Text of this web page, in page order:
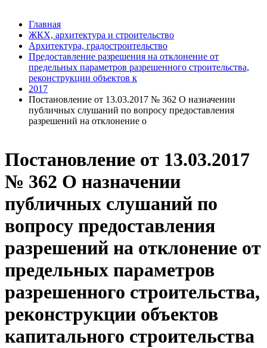
Постановление от 13.03.2017
№ 362 О назначении
публичных слушаний по
вопросу предоставления
разрешений на отклонение от
предельных параметров
разрешенного строительства,
реконструкции объектов
капитального строительства
Главная
ЖКХ, архитектура и строительство
Архитектура, градостроительство
Предоставление разрешения на отклонение от
предельных параметров разрешенного строительства,
реконструкции объектов к
2017
Постановление от 13.03.2017 № 362 О назначении
публичных слушаний по вопросу предоставления
разрешений на отклонение о